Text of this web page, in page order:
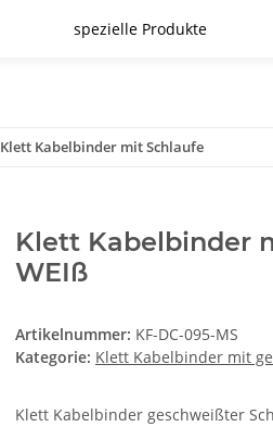
spezielle Produkte
Klett Kabelbinder mit Schlaufe
Klett Kabelbinder
WEIß
Artikelnummer: KF-DC-095-MS
Kategorie: Klett Kabelbinder mit
Klett Kabelbinder geschweißter